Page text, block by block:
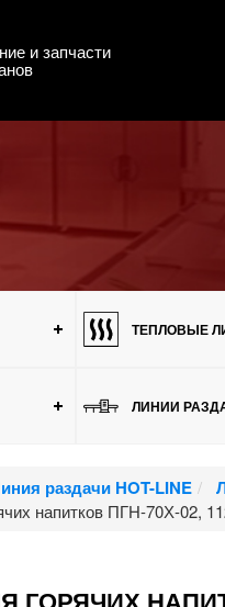
и запчасти
ТЕПЛОВЫЕ
ЛИНИИ
раздачи HOT-LINE
напитков ПГН-70Х-02,